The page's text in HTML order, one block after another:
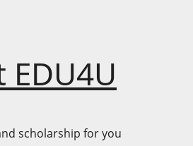
scholarship for you